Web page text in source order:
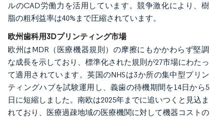
ルのCAD労働力を活用しています。競争激化により、樹
脂の粗利益率は40%まで圧縮されています。
欧州歯科用3Dプリンティング市場
欧州はMDR（医療機器規則）の摩擦にもかかわらず堅調
な成長を示しており、標準化された規則が27市場にわたっ
て適用されています。英国のNHSは3か所の集中型プリン
ティングハブを試験運用し、義歯の待機期間を14日から5
日に短縮しました。南欧は2025年までに追いつくと見込ま
れており、医療過疎地域の医療機関に対して機器コストの